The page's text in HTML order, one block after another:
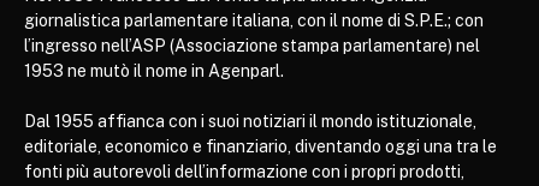
giornalistica parlamentare italiana, con il nome di S.P.E.; con
l’ingresso nell’ASP (Associazione stampa parlamentare) nel
1953 ne mutò il nome in Agenparl.
Dal 1955 affianca con i suoi notiziari il mondo istituzionale,
editoriale, economico e finanziario, diventando oggi una tra le
fonti più autorevoli dell’informazione con i propri prodotti,